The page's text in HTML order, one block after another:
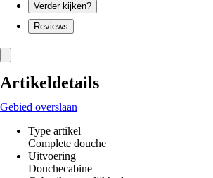
Verder kijken?
Reviews
Artikeldetails
Gebied overslaan
Type artikel
Complete douche
Uitvoering
Douchecabine